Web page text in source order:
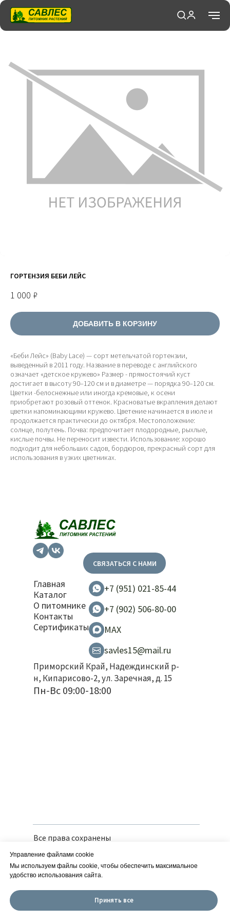
ГОРТЕНЗИЯ БЕБИ ЛЕЙС
1 000 ₽
ДОБАВИТЬ В КОРЗИНУ
«Беби Лейс» (Baby Lace) — сорт метельчатой гортензии,
выведенный в 2011 году. Название в переводе с английского
означает «детское кружево» Размер - прямостоячий куст
достигает в высоту 90–120 см и в диаметре — порядка 90–120 см.
Цветки -белоснежные или иногда кремовые, к осени
приобретают розовый оттенок. Красноватые вкрапления делают
цветки напоминающими кружево. Цветение начинается в июле и
продолжается практически до октября. Местоположение:
солнце, полутень. Почва: предпочитает плодородные, рыхлые,
кислые почвы. Не переносит извести. Использование: хорошо
подходит для небольших садов, бордюров, прекрасный сорт для
использования в узких цветниках.
ИП Савчук Е. М. | ИНН 252150166126
Все права сохранены
Вся предоставленная информация носит
справочный характер и не является
публичной офертой
Главная
Каталог
О питомнике
Контакты
Сертификаты
+7 (951) 021-85-44
+7 (902) 506-80-00
MAX
savles15@mail.ru
Приморский Край, Надеждинский р-
н, Кипарисово-2, ул. Заречная, д. 15
Пн-Вс 09:00-18:00
СВЯЗАТЬСЯ С НАМИ
Управление файлами cookie
Мы используем файлы cookie, чтобы обеспечить максимальное
удобство использования сайта.
Принять все